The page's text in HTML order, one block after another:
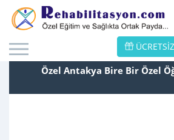
Özel Antakya Bire Bir Özel